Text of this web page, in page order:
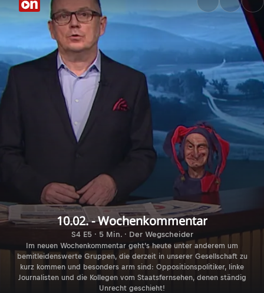
10.02. - Wochenkommentar
S4 E5 · 5 Min. · Der Wegscheider
Im neuen Wochenkommentar geht’s heute unter anderem um
bemitleidenswerte Gruppen, die derzeit in unserer Gesellschaft zu
kurz kommen und besonders arm sind: Oppositionspolitiker, linke
Journalisten und die Kollegen vom Staatsfernsehen, denen ständig
Unrecht geschieht!